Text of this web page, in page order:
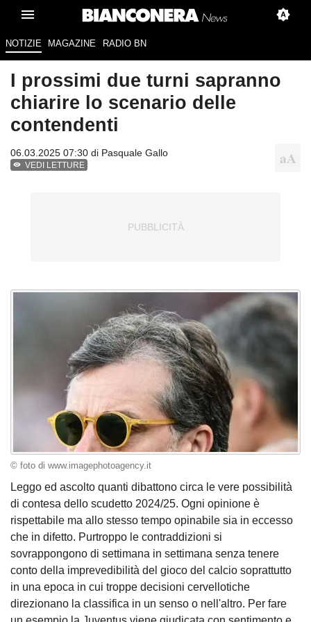
NOTIZIE MAGAZINE RADIO BN
I prossimi due turni sapranno
chiarire lo scenario delle
contendenti
06.03.2025 07:30 di Pasquale Gallo
VEDI LETTURE
© foto di www.imagephotoagency.it
Leggo ed ascolto quanti dibattono circa le vere possibilità
di contesa dello scudetto 2024/25. Ogni opinione è
rispettabile ma allo stesso tempo opinabile sia in eccesso
che in difetto. Purtroppo le contraddizioni si
sovrappongono di settimana in settimana senza tenere
conto della imprevedibilità del gioco del calcio soprattutto
in una epoca in cui troppe decisioni cervellotiche
direzionano la classifica in un senso o nell'altro. Per fare